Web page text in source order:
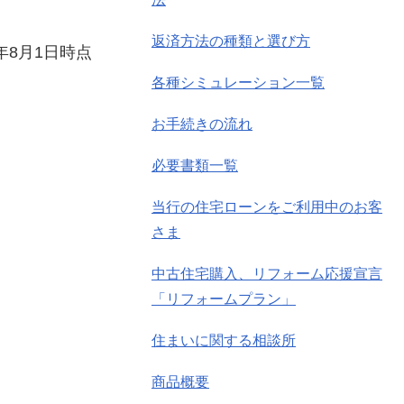
8月1日時点
返済方法の種類と選び方
各種シミュレーション一覧
お手続きの流れ
必要書類一覧
当行の住宅ローンをご利用中のお客
さま
中古住宅購入、リフォーム応援宣言
「リフォームプラン」
住まいに関する相談所
商品概要